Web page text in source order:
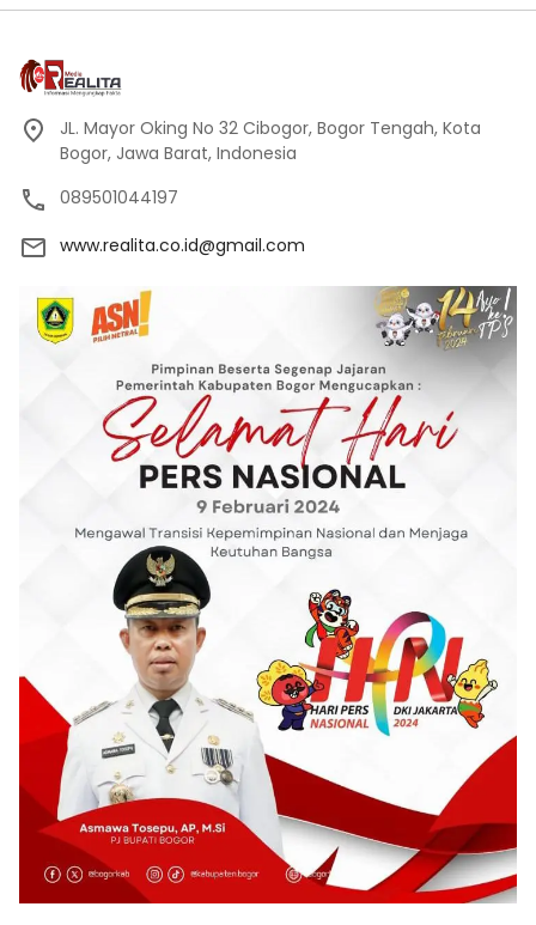
JL. Mayor Oking No 32 Cibogor, Bogor Tengah, Kota
Bogor, Jawa Barat, Indonesia
089501044197
www.realita.co.id@gmail.com